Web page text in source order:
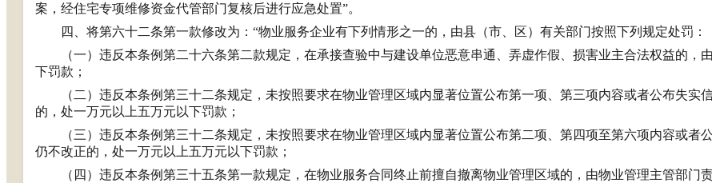
案，经住宅专项维修资金代管部门复核后进行应急处置”。
四、 将第六十二条第一款修改为： “物业服务企业有下列情形之一的，由县（市、区）有关部门按照下列规定处罚：
（一）违反本条例第二十六条第二款规定，在承接查验中与建设单位恶意串通、弄虚作假、损害业主合法权益的
下罚款；
（二）违反本条例第三十二条规定，未按照要求在物业管理区域内显著位置公布第一项、第三项内容或者公布失
的，处一万元以上五万元以下罚款；
（三）违反本条例第三十二条规定，未按照要求在物业管理区域内显著位置公布第二项、第四项至第六项内容或
仍不改正的，处一万元以上五万元以下罚款；
（四）违反本条例第三十五条第一款规定，在物业服务合同终止前擅自撤离物业管理区域的，由物业管理主管部